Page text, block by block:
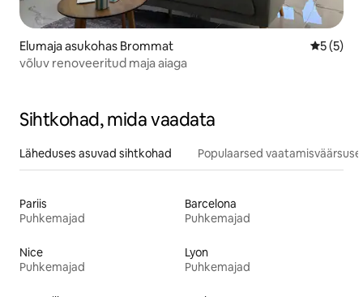
Elumaja asukohas Brommat
5 (5)
võluv renoveeritud maja aiaga
Sihtkohad, mida vaadata
Läheduses asuvad sihtkohad Populaarsed
Pariis
Puhkemajad
Barcelona
Puhkemajad
Nice
Puhkemajad
Lyon
Puhkemajad